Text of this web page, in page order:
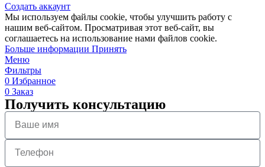
Создать аккаунт
Мы используем файлы cookie, чтобы улучшить работу с
нашим веб-сайтом. Просматривая этот веб-сайт, вы
соглашаетесь на использование нами файлов cookie.
Больше информации Принять
Меню
Фильтры
0 Избранное
0 Заказ
Получить консультацию